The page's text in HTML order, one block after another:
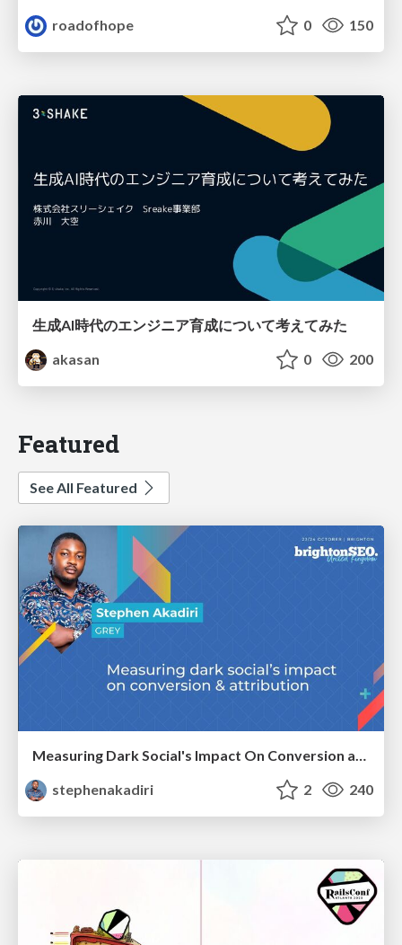
roadofhope
0 150
生成AI時代のエンジニア育成について考えてみた
akasan
0 200
Featured
See All Featured
Measuring Dark Social's Impact On Conversion and Attribution
stephenakadiri
2 240